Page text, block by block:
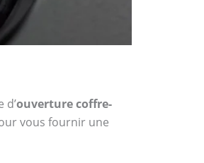
d’ouverture coffre-
vous fournir une